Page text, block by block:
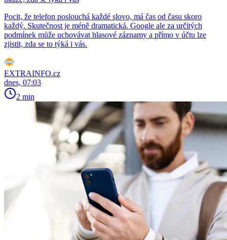
Pocit, že telefon poslouchá každé slovo, má čas od času skoro
každý. Skutečnost je méně dramatická. Google ale za určitých
podmínek může uchovávat hlasové záznamy a přímo v účtu lze
zjistit, zda se to týká i vás.
EXTRAINFO.cz
dnes, 07:03
2 min